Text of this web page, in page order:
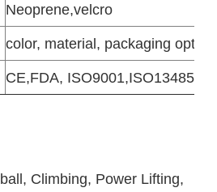
Neoprene,velcro
color, material, packaging
CE,FDA, ISO9001,ISO13485
Climbing, Power Lifting,